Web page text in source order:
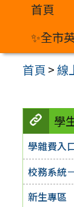
首頁
✨全市
首頁 >線
學
學雜費入
校務系統
新生專區